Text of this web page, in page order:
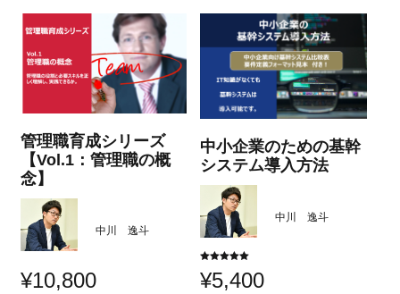
管理職育成シリーズ
【Vol.1：管理職の概
念】
中川 逸斗
¥10,800
中小企業のための基幹
システム導入方法
中川 逸斗
5.00
の評価
¥5,400